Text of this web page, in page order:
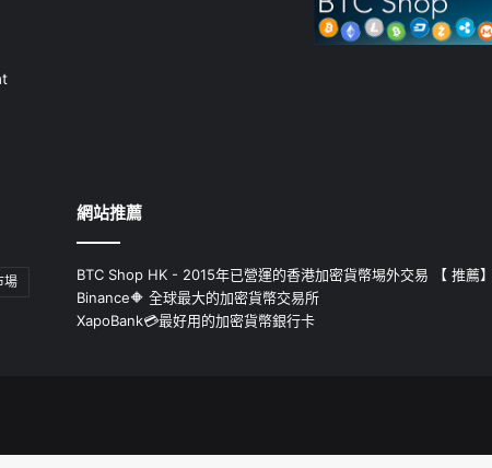
場
網站推薦
BTC Shop HK - 2015年已營運的香港加密貨幣埸外交易 【 推薦
Binance🔶 全球最大的加密貨幣交易所
XapoBank💳最好用的加密貨幣銀行卡